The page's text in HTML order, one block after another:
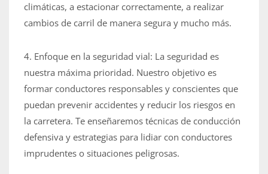
climáticas, a estacionar correctamente, a realizar
cambios de carril de manera segura y mucho más.
4. Enfoque en la seguridad vial: La seguridad es
nuestra máxima prioridad. Nuestro objetivo es
formar conductores responsables y conscientes que
puedan prevenir accidentes y reducir los riesgos en
la carretera. Te enseñaremos técnicas de conducción
defensiva y estrategias para lidiar con conductores
imprudentes o situaciones peligrosas.